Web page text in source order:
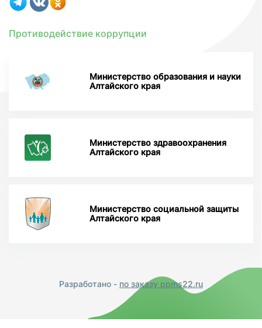
Противодействие коррупции
Министерство образования и науки
Алтайского края
Министерство здравоохранения
Алтайского края
Министерство социальной защиты
Алтайского края
Разработано - по заказу ppms22.ru